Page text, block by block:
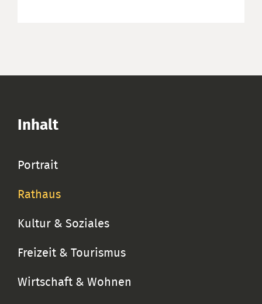
Inhalt
Portrait
Rathaus
Kultur & Soziales
Freizeit & Tourismus
Wirtschaft & Wohnen